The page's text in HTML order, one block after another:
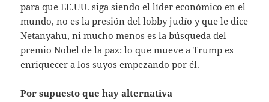
para que EE.UU. siga siendo el líder económico en el
mundo, no es la presión del lobby judío y que le dice
Netanyahu, ni mucho menos es la búsqueda del
premio Nobel de la paz: lo que mueve a Trump es
enriquecer a los suyos empezando por él.
Por supuesto que hay alternativa